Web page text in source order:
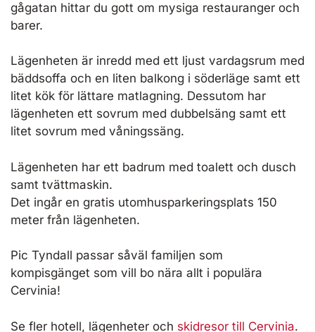
gågatan hittar du gott om mysiga restauranger och
barer.
Lägenheten är inredd med ett ljust vardagsrum med
bäddsoffa och en liten balkong i söderläge samt ett
litet kök för lättare matlagning. Dessutom har
lägenheten ett sovrum med dubbelsäng samt ett
litet sovrum med våningssäng.
Lägenheten har ett badrum med toalett och dusch
samt tvättmaskin.
Det ingår en gratis utomhusparkeringsplats 150
meter från lägenheten.
Pic Tyndall passar såväl familjen som
kompisgänget som vill bo nära allt i populära
Cervinia!
Se fler hotell, lägenheter och skidresor till Cervinia.